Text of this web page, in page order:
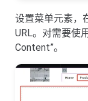
设置菜单元素，
URL。对需要使
Content”。